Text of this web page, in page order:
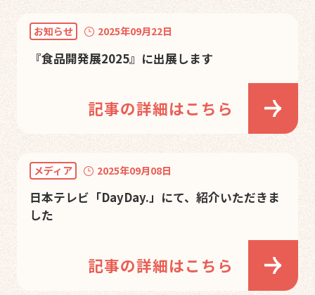
2025年09月22日
お知らせ
『食品開発展2025』に出展します
記事の詳細はこちら
2025年09月08日
メディア
日本テレビ「DayDay.」にて、紹介いただきま
した
記事の詳細はこちら